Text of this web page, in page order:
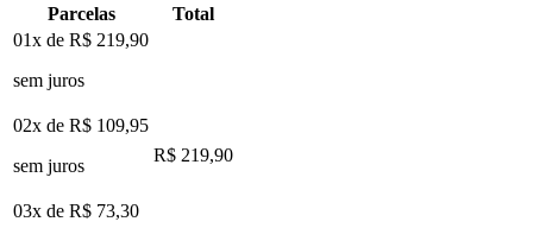
Parcelas
Total
01x de R$ 219,90
sem juros
02x de R$ 109,95
sem juros
R$ 219,90
03x de R$ 73,30